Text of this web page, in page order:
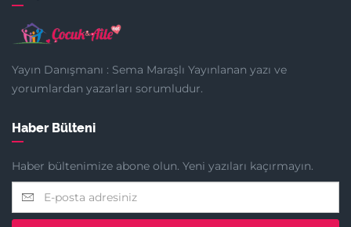
Yayın Danışmanı : Sema Maraşlı Yayınlanan yazı ve
yorumlardan yazarları sorumludur.
Haber Bülteni
Haber bültenimize abone olun. Yeni yazıları kaçırmayın.